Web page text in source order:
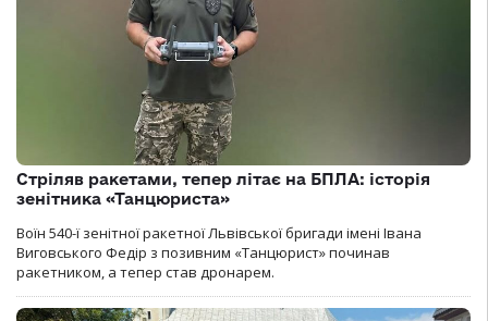
Стріляв ракетами, тепер літає на БПЛА: історія
зенітника «Танцюриста»
Воїн 540-ї зенітної ракетної Львівської бригади імені Івана
Виговського Федір з позивним «Танцюрист» починав
ракетником, а тепер став дронарем.